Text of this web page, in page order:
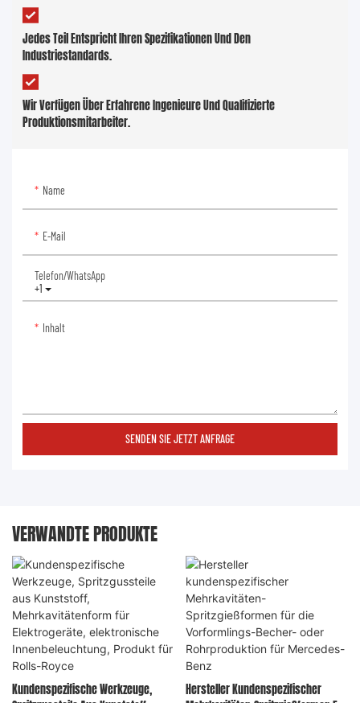
Jedes Teil Entspricht Ihren Spezifikationen Und Den
Industriestandards.
Wir Verfügen Über Erfahrene Ingenieure Und Qualifizierte
Produktionsmitarbeiter.
Name
E-Mail
+1
Telefon/WhatsApp
Inhalt
SENDEN SIE JETZT ANFRAGE
VERWANDTE PRODUKTE
Kundenspezifische Werkzeuge,
Hersteller Kundenspezifischer